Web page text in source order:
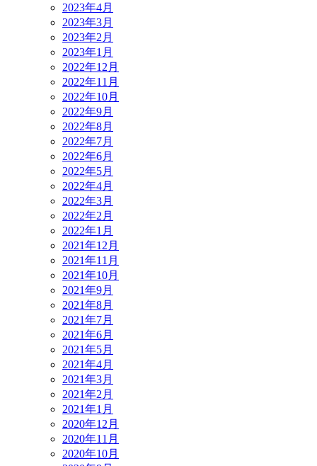
2023年4月
2023年3月
2023年2月
2023年1月
2022年12月
2022年11月
2022年10月
2022年9月
2022年8月
2022年7月
2022年6月
2022年5月
2022年4月
2022年3月
2022年2月
2022年1月
2021年12月
2021年11月
2021年10月
2021年9月
2021年8月
2021年7月
2021年6月
2021年5月
2021年4月
2021年3月
2021年2月
2021年1月
2020年12月
2020年11月
2020年10月